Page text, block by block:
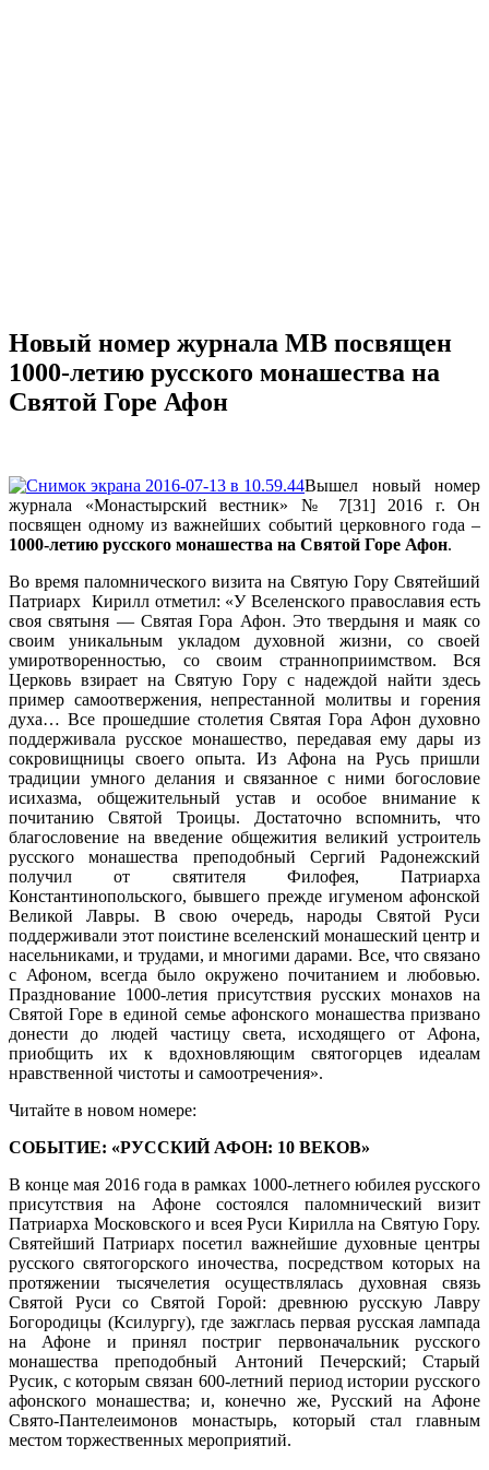
Новый номер журнала МВ посвящен
1000-летию русского монашества на
Святой Горе Афон
Вышел новый номер
журнала «Монастырский вестник» № 7[31] 2016 г. Он
посвящен одному из важнейших событий церковного года –
1000-летию русского монашества на Святой Горе Афон.
Во время паломнического визита на Святую Гору Святейший
Патриарх Кирилл отметил: «У Вселенского православия есть
своя святыня — Святая Гора Афон. Это твердыня и маяк со
своим уникальным укладом духовной жизни, со своей
умиротворенностью, со своим странноприимством. Вся
Церковь взирает на Святую Гору с надеждой найти здесь
пример самоотвержения, непрестанной молитвы и горения
духа… Все прошедшие столетия Святая Гора Афон духовно
поддерживала русское монашество, передавая ему дары из
сокровищницы своего опыта. Из Афона на Русь пришли
традиции умного делания и связанное с ними богословие
исихазма, общежительный устав и особое внимание к
почитанию Святой Троицы. Достаточно вспомнить, что
благословение на введение общежития великий устроитель
русского монашества преподобный Сергий Радонежский
получил от святителя Филофея, Патриарха
Константинопольского, бывшего прежде игуменом афонской
Великой Лавры. В свою очередь, народы Святой Руси
поддерживали этот поистине вселенский монашеский центр и
насельниками, и трудами, и многими дарами. Все, что связано
с Афоном, всегда было окружено почитанием и любовью.
Празднование 1000-летия присутствия русских монахов на
Святой Горе в единой семье афонского монашества призвано
донести до людей частицу света, исходящего от Афона,
приобщить их к вдохновляющим святогорцев идеалам
нравственной чистоты и самоотречения».
Читайте в новом номере:
СОБЫТИЕ: «РУССКИЙ АФОН: 10 ВЕКОВ»
В конце мая 2016 года в рамках 1000-летнего юбилея русского
присутствия на Афоне состоялся паломнический визит
Патриарха Московского и всея Руси Кирилла на Святую Гору.
Святейший Патриарх посетил важнейшие духовные центры
русского святогорского иночества, посредством которых на
протяжении тысячелетия осуществлялась духовная связь
Святой Руси со Святой Горой: древнюю русскую Лавру
Богородицы (Ксилургу), где зажглась первая русская лампада
на Афоне и принял постриг первоначальник русского
монашества преподобный Антоний Печерский; Старый
Русик, с которым связан 600-летний период истории русского
афонского монашества; и, конечно же, Русский на Афоне
Свято-Пантелеимонов монастырь, который стал главным
местом торжественных мероприятий.